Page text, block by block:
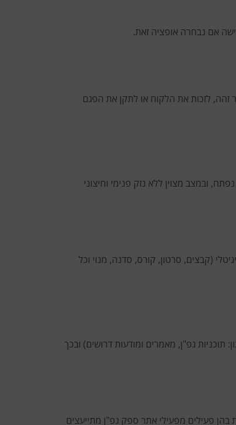
זהה, לזכות את הלקוח או לתקן את הפגם
לא היה בשימוש, לא נפתח, ובמצב מצוין ללא נזק פנימי וחיצוני
(קבצים, סרטון, קורס, סדנה, מנוי וכל
גפ"ן, מאמרים ומודעות דרושים) ובכך
פעילים מפעילי אתר ספק גפ"ן מתייעצים